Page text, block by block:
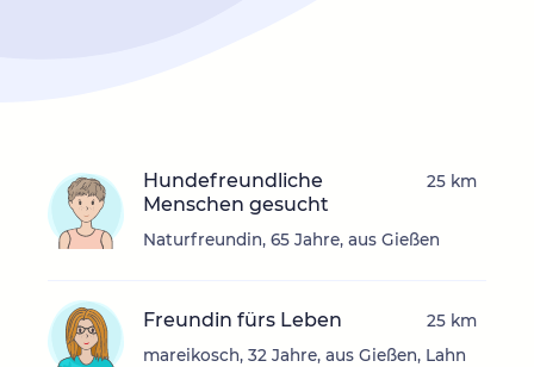
Hundefreundliche
Menschen gesucht
Naturfreundin, 65 Jahre, aus Gießen
25 km
Freundin fürs Leben
mareikosch, 32 Jahre, aus Gießen, Lahn
25 km